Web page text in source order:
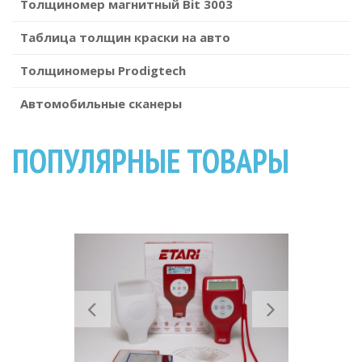
Толщиномер магнитный Bit 3003
Таблица толщин краски на авто
Толщиномеры Prodigtech
Автомобильные сканеры
ПОПУЛЯРНЫЕ ТОВАРЫ
Previous